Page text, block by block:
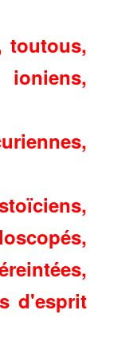
toutous,
d'esprit